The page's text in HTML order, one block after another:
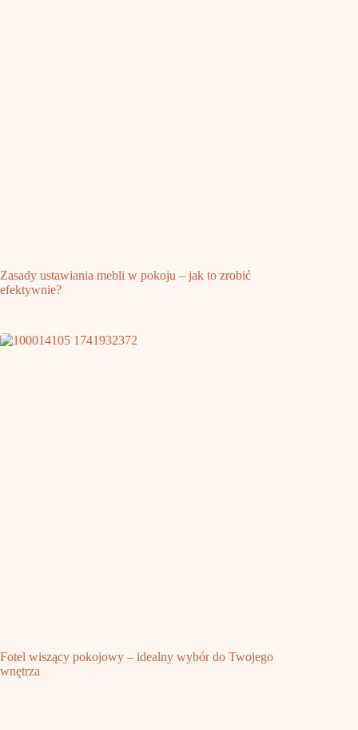
Zasady ustawiania mebli w pokoju – jak to zrobić
efektywnie?
Fotel wiszący pokojowy – idealny wybór do Twojego
wnętrza